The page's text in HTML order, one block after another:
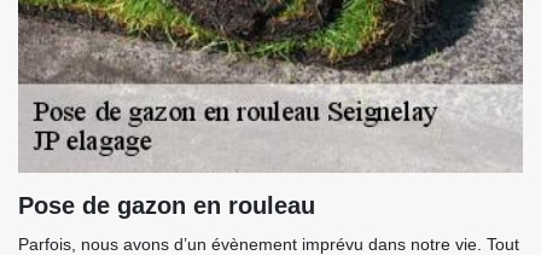
Pose de gazon en rouleau
Parfois, nous avons d’un évènement imprévu dans notre vie. Tout